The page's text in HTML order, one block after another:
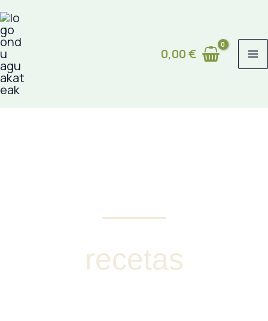
Ir
al
contenido
0,00€
recetas